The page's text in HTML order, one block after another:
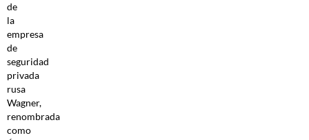
de
la
empresa
de
seguridad
privada
rusa
Wagner,
renombrada
como